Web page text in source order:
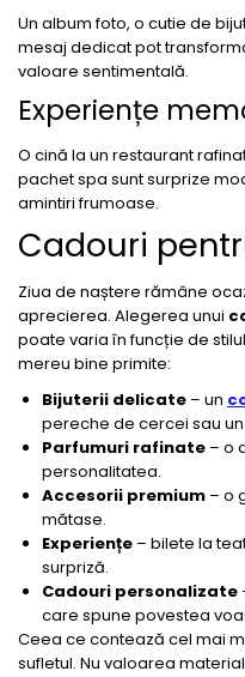
Un album foto, o cutie de
mesaj dedicat pot
valoare sentimentală.
Experiențe
O cină la un restaurant
pachet spa sunt surprize
amintiri frumoase.
Cadouri
Ziua de naștere rămâne
aprecierea. Alegerea unui
poate varia în funcție de
mereu bine primite:
Bijuterii delicate – un
pereche de cercei sau
Parfumuri rafinate – o
personalitatea.
Accesorii premium – o
mătase.
Experiențe – bilete la
surpriză.
Cadouri personalizate
care spune povestea
Ceea ce contează cel mai
sufletul. Nu valoarea